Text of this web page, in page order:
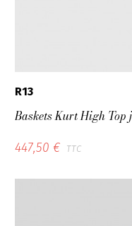
R13
Baskets Kurt High Top
447,50 € TTC